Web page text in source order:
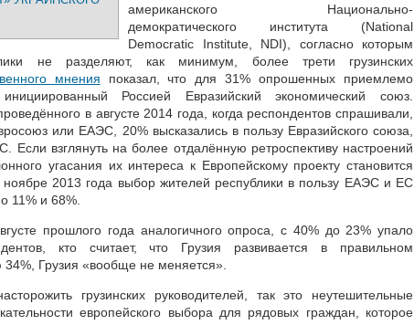
американского Национально-
демократического института (National
Democratic Institute, NDI), согласно которым
не разделяют, как минимум, более трети грузинских
мнения показал, что для 31% опрошенных приемлемо
Россией Евразийский экономический союз.
в августе 2014 года, когда респондентов спрашивали,
или ЕАЭС, 20% высказались в пользу Евразийского союза,
Если взглянуть на более отдалённую ретроспективу настроений
угасания их интереса к Европейскому проекту становится
2013 года выбор жителей республики в пользу ЕАЭС и ЕС
11% и 68%.
прошлого года аналогичного опроса, с 40% до 23% упало
кто считает, что Грузия развивается в правильном
Грузия «вообще не меняется».
грузинских руководителей, так это неутешительные
европейского выбора для рядовых граждан, которое